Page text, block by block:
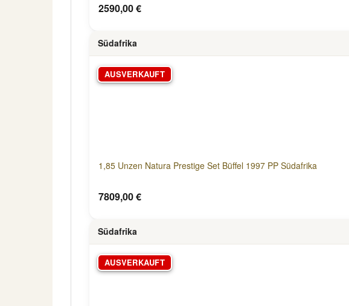
2590,00 €
Südafrika
AUSVERKAUFT
1,85 Unzen Natura Prestige Set Büffel 1997 PP Südafrika
7809,00 €
Südafrika
AUSVERKAUFT